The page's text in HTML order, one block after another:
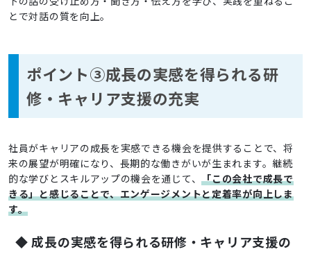
とで対話の質を向上。
ポイント➂成長の実感を得られる研
修・キャリア支援の充実
社員がキャリアの成長を実感できる機会を提供することで、将
来の展望が明確になり、長期的な働きがいが生まれます。継続
的な学びとスキルアップの機会を通じて、「この会社で成長で
きる」と感じることで、エンゲージメントと定着率が向上しま
す。
◆ 成長の実感を得られる研修・キャリア支援の